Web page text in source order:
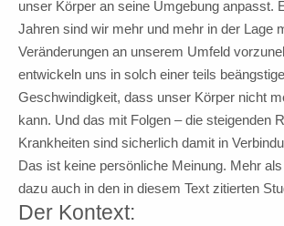
unser Körper an seine Umgebung anpasst.
Jahren sind wir mehr und mehr in der Lage
Veränderungen an unserem Umfeld
entwickeln uns in solch einer teils
Geschwindigkeit, dass unser Körper nicht
kann. Und das mit Folgen – die steigenden
Krankheiten sind sicherlich damit in
Das ist keine persönliche Meinung. Mehr
dazu auch in den in diesem Text zitierten
Der Kontext: